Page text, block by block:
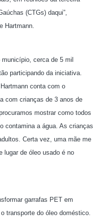
(CTGs) daqui”,
Hartmann.
município, cerca de 5 mil
participando da iniciativa.
conta com o
com crianças de 3 anos de
mostrar como todos
contamina a água. As crianças
Certa vez, uma mãe me
lugar de óleo usado é no
garrafas PET em
transporte do óleo doméstico.